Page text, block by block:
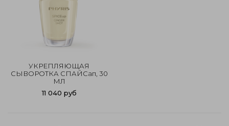
УКРЕПЛЯЮЩАЯ
СЫВОРОТКА СПАЙСап, 30
МЛ
11 040 руб